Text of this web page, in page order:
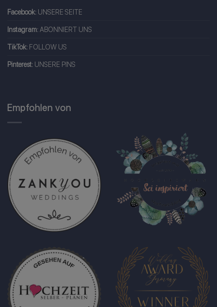
Facebook: UNSERE SEITE
Instagram:ABONNIERT UNS
TikTok: FOLLOW US
Pinterest: UNSERE PINS
Empfohlen von